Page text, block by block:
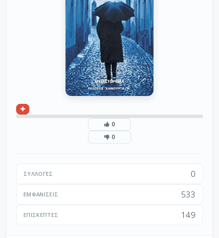
0
0
ΣΥΛΛΟΓΈΣ 0
ΕΜΦΑΝΊΣΕΙΣ 533
ΕΠΙΣΚΈΠΤΕΣ 149